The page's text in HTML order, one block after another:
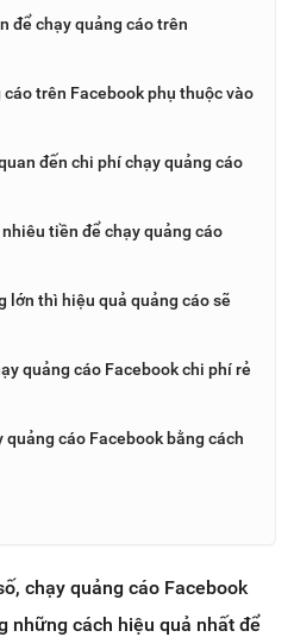
để chạy quảng cáo trên
trên Facebook phụ thuộc vào
đến chi phí chạy quảng cáo
tiền để chạy quảng cáo
lớn thì hiệu quả quảng cáo sẽ
quảng cáo Facebook chi phí rẻ
cáo Facebook bằng cách
chạy quảng cáo Facebook
những cách hiệu quả nhất để